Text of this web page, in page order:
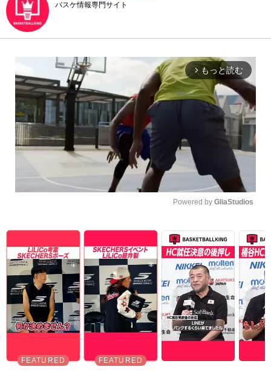
バスケ情報専門サイト
arrow_forward_ios もっと読む
Powered by GliaStudios